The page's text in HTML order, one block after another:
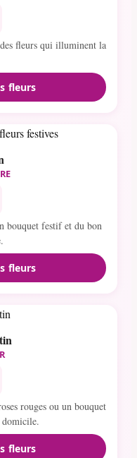
fleurs qui illuminent la
fleurs
bouquet festif et du bon
fleurs
rouges ou un bouquet
fleurs